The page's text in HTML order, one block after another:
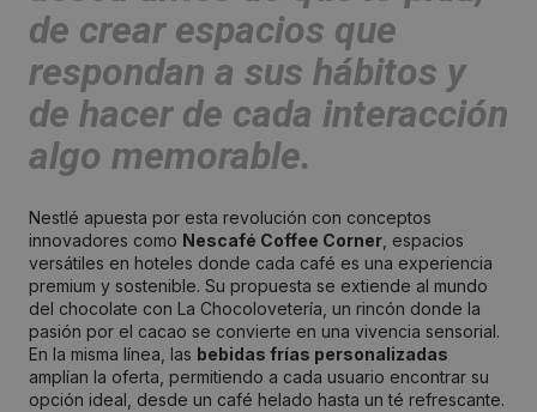
de crear espacios que
respondan a sus hábitos y
de hacer de cada interacción
algo memorable.
Nestlé apuesta por esta revolución con conceptos
innovadores como Nescafé Coffee Corner, espacios
versátiles en hoteles donde cada café es una experiencia
premium y sostenible. Su propuesta se extiende al mundo
del chocolate con La Chocolovetería, un rincón donde la
pasión por el cacao se convierte en una vivencia sensorial.
En la misma línea, las bebidas frías personalizadas
amplían la oferta, permitiendo a cada usuario encontrar su
opción ideal, desde un café helado hasta un té refrescante.